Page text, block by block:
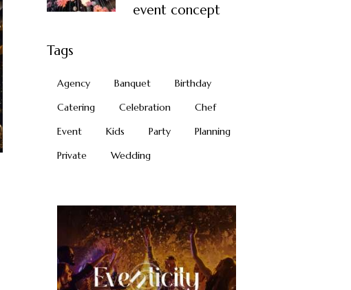
event concept
Tags
Agency Banquet
Birthday
Catering
Celebration
Chef
Event
Kids Party
Planning
Private
Wedding